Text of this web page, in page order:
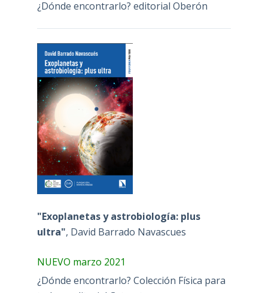
¿Dónde encontrarlo? editorial Oberón
"Exoplanetas y astrobiología: plus
ultra", David Barrado Navascues
NUEVO marzo 2021
¿Dónde encontrarlo? Colección Física para